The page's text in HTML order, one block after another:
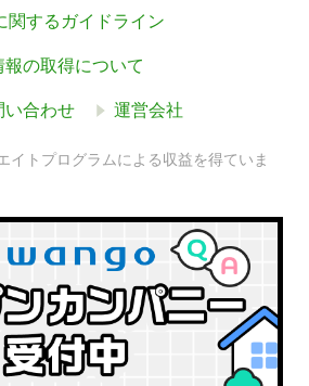
関するガイドライン
の取得について
い合わせ 運営会社
イトプログラムによる収益を得ていま